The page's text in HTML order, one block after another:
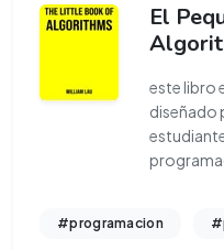
El
este libro
diseñado
#programacion